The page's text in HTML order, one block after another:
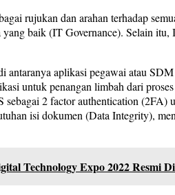
rujukan dan arahan terhadap
baik (IT Governance). Selain
aplikasi pegawai atau
untuk penangan limbah dari
2 factor authentication
isi dokumen (Data Integrity),
Technology Expo 2022 Resmi